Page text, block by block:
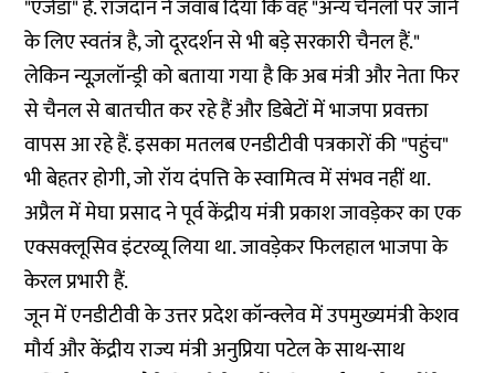
"एजेंडा" है. राजदान ने जवाब दिया कि वह "अन्य चैनलों पर जाने
के लिए स्वतंत्र है, जो दूरदर्शन से भी बड़े सरकारी चैनल हैं."
लेकिन न्यूज़लॉन्ड्री को बताया गया है कि अब मंत्री और नेता फिर
से चैनल से बातचीत कर रहे हैं और डिबेटों में भाजपा प्रवक्ता
वापस आ रहे हैं. इसका मतलब एनडीटीवी पत्रकारों की "पहुंच"
भी बेहतर होगी, जो रॉय दंपत्ति के स्वामित्व में संभव नहीं था.
अप्रैल में मेघा प्रसाद ने पूर्व केंद्रीय मंत्री प्रकाश जावड़ेकर का एक
एक्सक्लूसिव इंटरव्यू लिया था. जावड़ेकर फिलहाल भाजपा के
केरल प्रभारी हैं.
जून में एनडीटीवी के उत्तर प्रदेश कॉन्क्लेव में उपमुख्यमंत्री केशव
मौर्य और केंद्रीय राज्य मंत्री अनुप्रिया पटेल के साथ-साथ